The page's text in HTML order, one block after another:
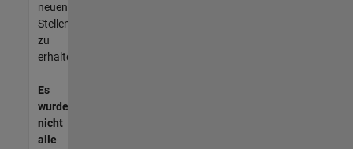
neuen
Stellenangeboten
zu
erhalten.
Es
wurden
nicht
alle